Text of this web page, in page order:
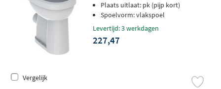
Plaats uitlaat: pk (pijp kort)
Spoelvorm: vlakspoel
Levertijd: 3 werkdagen
227,47
Vergelijk